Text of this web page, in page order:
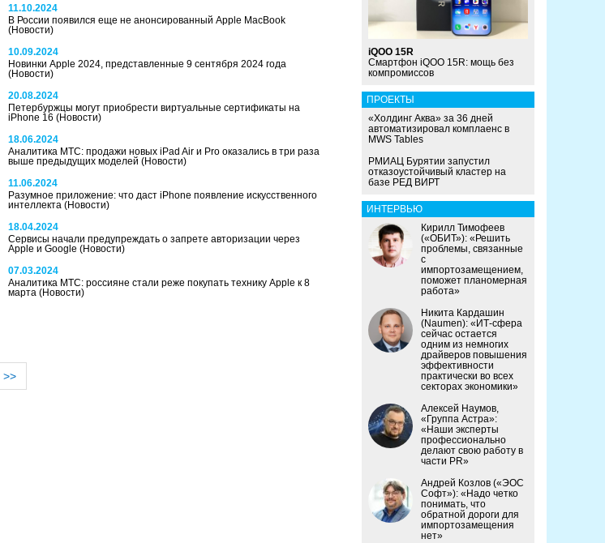
11.10.2024
В России появился еще не анонсированный Apple MacBook
(Новости)
10.09.2024
Новинки Apple 2024, представленные 9 сентября 2024 года
(Новости)
20.08.2024
Петербуржцы могут приобрести виртуальные сертификаты на
iPhone 16 (Новости)
18.06.2024
Аналитика МТС: продажи новых iPad Air и Pro оказались в три раза
выше предыдущих моделей (Новости)
11.06.2024
Разумное приложение: что даст iPhone появление искусственного
интеллекта (Новости)
18.04.2024
Сервисы начали предупреждать о запрете авторизации через
Apple и Google (Новости)
07.03.2024
Аналитика МТС: россияне стали реже покупать технику Apple к 8
марта (Новости)
>>
iQOO 15R
Смартфон iQOO 15R: мощь без
компромиссов
ПРОЕКТЫ
«Холдинг Аква» за 36 дней
автоматизировал комплаенс в
MWS Tables
РМИАЦ Бурятии запустил
отказоустойчивый кластер на
базе РЕД ВИРТ
ИНТЕРВЬЮ
Кирилл Тимофеев
(«ОБИТ»): «Решить
проблемы, связанные
с
импортозамещением,
поможет планомерная
работа»
Никита Кардашин
(Naumen): «ИТ-сфера
сейчас остается
одним из немногих
драйверов повышения
эффективности
практически во всех
секторах экономики»
Алексей Наумов,
«Группа Астра»:
«Наши эксперты
профессионально
делают свою работу в
части PR»
Андрей Козлов («ЭОС
Софт»): «Надо четко
понимать, что
обратной дороги для
импортозамещения
нет»